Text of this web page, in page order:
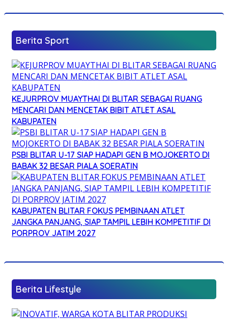
Berita Sport
KEJURPROV MUAYTHAI DI BLITAR SEBAGAI RUANG
MENCARI DAN MENCETAK BIBIT ATLET ASAL
KABUPATEN
PSBI BLITAR U-17 SIAP HADAPI GEN B MOJOKERTO DI
BABAK 32 BESAR PIALA SOERATIN
KABUPATEN BLITAR FOKUS PEMBINAAN ATLET
JANGKA PANJANG, SIAP TAMPIL LEBIH KOMPETITIF DI
PORPROV JATIM 2027
Berita Lifestyle